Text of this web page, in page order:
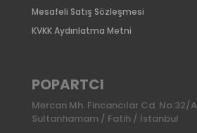
Mesafeli Satış Sözleşmesi
KVKK Aydınlatma Metni
POPARTCI
Mercan Mh. Fincancılar Cd. No:32/A
Sultanhamam / Fatih / İstanbul